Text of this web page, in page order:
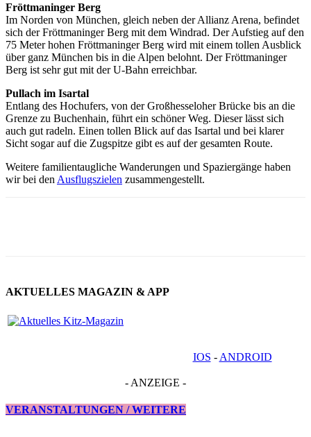
Fröttmaninger Berg
Im Norden von München, gleich neben der Allianz Arena, befindet
sich der Fröttmaninger Berg mit dem Windrad. Der Aufstieg auf den
75 Meter hohen Fröttmaninger Berg wird mit einem tollen Ausblick
über ganz München bis in die Alpen belohnt. Der Fröttmaninger
Berg ist sehr gut mit der U-Bahn erreichbar.
Pullach im Isartal
Entlang des Hochufers, von der Großhesseloher Brücke bis an die
Grenze zu Buchenhain, führt ein schöner Weg. Dieser lässt sich
auch gut radeln. Einen tollen Blick auf das Isartal und bei klarer
Sicht sogar auf die Zugspitze gibt es auf der gesamten Route.
Weitere familientaugliche Wanderungen und Spaziergänge haben
wir bei den Ausflugszielen zusammengestellt.
AKTUELLES MAGAZIN & APP
IOS - ANDROID
- ANZEIGE -
VERANSTALTUNGEN / WEITERE